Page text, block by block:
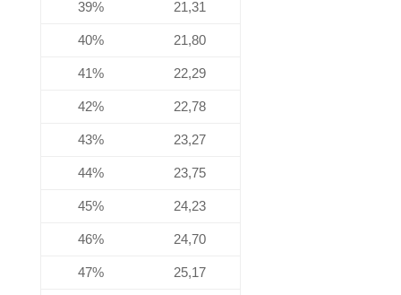
39% 21,31
40% 21,80
41% 22,29
42% 22,78
43% 23,27
44% 23,75
45% 24,23
46% 24,70
47% 25,17